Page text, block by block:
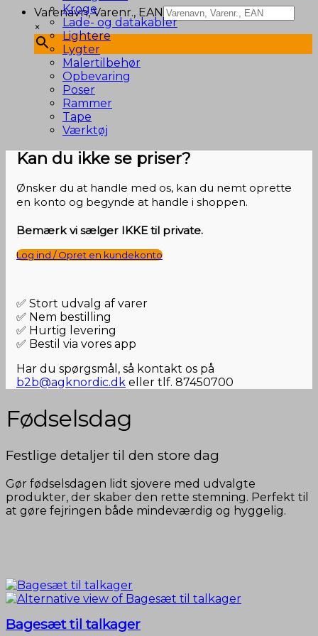
Varenavn, Varenr., EAN
×
Kroge
Lade- og datakabler
Lightere
Lygter
Malertilbehør
Opbevaring
Poser
Rammer
Tape
Værktøj
Kan du ikke se priser?
Ønsker du at handle med os, kan du nemt oprette
en konto og begynde at handle i shoppen.
Bemærk vi sælger IKKE til private.
Log ind / Opret en kundekonto
✅ Stort udvalg af varer
✅ Nem bestilling
✅ Hurtig levering
✅ Bestil via vores app
Har du spørgsmål, så kontakt os på
b2b@agknordic.dk eller tlf. 87450700
Fødselsdag
Festlige detaljer til den store dag
Gør fødselsdagen lidt sjovere med udvalgte
produkter, der skaber den rette stemning. Perfekt til
at gøre fejringen både mindeværdig og hyggelig.
Bagesæt til talkager